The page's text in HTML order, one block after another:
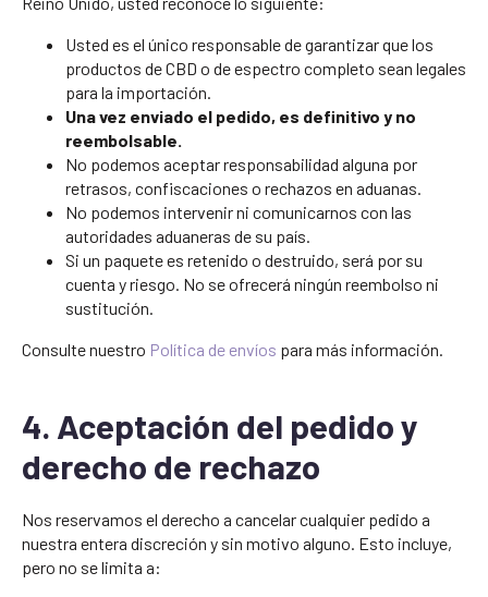
Usted es el único responsable de garantizar que los
productos de CBD o de espectro completo sean legales
para la importación.
Una vez enviado el pedido, es definitivo y no
reembolsable.
No podemos aceptar responsabilidad alguna por
retrasos, confiscaciones o rechazos en aduanas.
No podemos intervenir ni comunicarnos con las
autoridades aduaneras de su país.
Si un paquete es retenido o destruido, será por su
cuenta y riesgo. No se ofrecerá ningún reembolso ni
sustitución.
Consulte nuestro Política de envíos para más información.
4. Aceptación del pedido y
derecho de rechazo
Nos reservamos el derecho a cancelar cualquier pedido a
nuestra entera discreción y sin motivo alguno. Esto incluye,
pero no se limita a: